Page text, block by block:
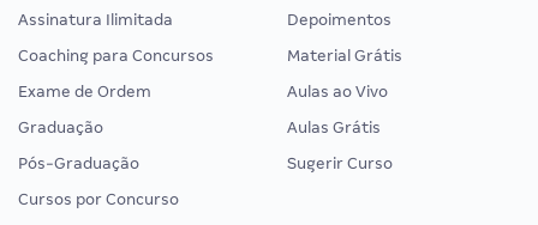
Assinatura Ilimitada
Coaching para Concursos
Exame de Ordem
Graduação
Pós-Graduação
Cursos por Concurso
Depoimentos
Material Grátis
Aulas ao Vivo
Aulas Grátis
Sugerir Curso